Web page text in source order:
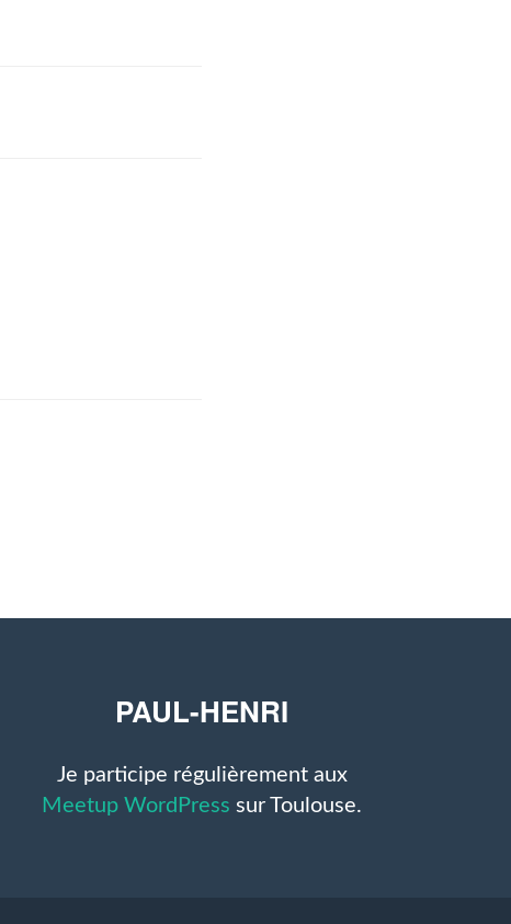
PAUL-HENRI
Je participe régulièrement aux
Meetup WordPress sur Toulouse.